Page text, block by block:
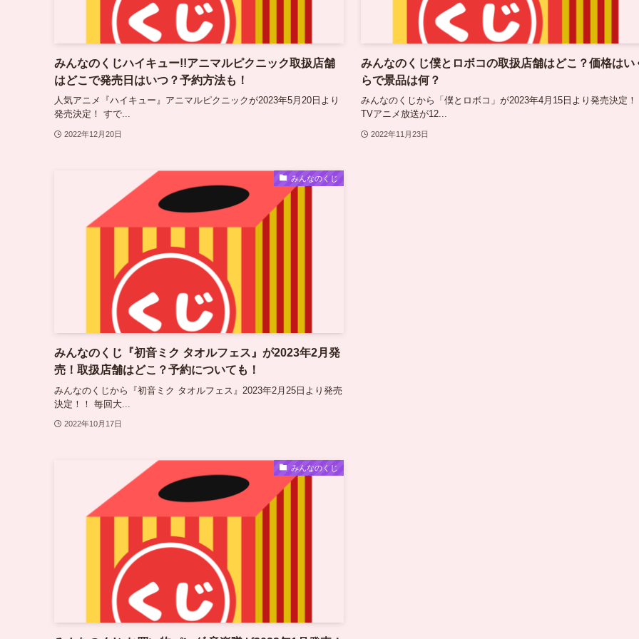
みんなのくじハイキュー!!アニマルピクニック取扱店舗
はどこで発売日はいつ？予約方法も！
人気アニメ『ハイキュー』アニマルピクニックが2023年5月20日より
発売決定！ すで...
2022年12月20日
みんなのくじ僕とロボコの取扱店舗はどこ？価格はい
らで景品は何？
みんなのくじから「僕とロボコ」が2023年4月15日より発売決定！
TVアニメ放送が12...
2022年11月23日
みんなのくじ
みんなのくじ『初音ミク タオルフェス』が2023年2月発
売！取扱店舗はどこ？予約についても！
みんなのくじから『初音ミク タオルフェス』2023年2月25日より発売
決定！！ 毎回大...
2022年10月17日
みんなのくじ